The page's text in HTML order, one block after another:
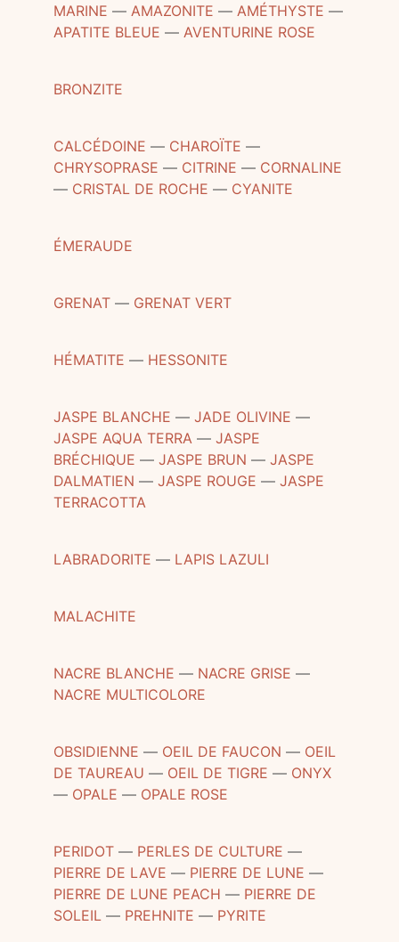
MARINE ―AMAZONITE ―AMÉTHYSTE ―
APATITE BLEUE ―AVENTURINE ROSE
BRONZITE
CALCÉDOINE ― CHAROÏTE ―
CHRYSOPRASE ― CITRINE ― CORNALINE
― CRISTAL DE ROCHE ― CYANITE
ÉMERAUDE
GRENAT ― GRENAT VERT
HÉMATITE ― HESSONITE
JASPE BLANCHE ―JADE OLIVINE ―
JASPE AQUA TERRA ―JASPE
BRÉCHIQUE ―JASPE BRUN ―JASPE
DALMATIEN ―JASPE ROUGE ―JASPE
TERRACOTTA
LABRADORITE ― LAPIS LAZULI
MALACHITE
NACRE BLANCHE ― NACRE GRISE ―
NACRE MULTICOLORE
OBSIDIENNE ― OEIL DE FAUCON ― OEIL
DE TAUREAU ― OEIL DE TIGRE ― ONYX
― OPALE ― OPALE ROSE
PERIDOT ― PERLES DE CULTURE ―
PIERRE DE LAVE ― PIERRE DE LUNE ―
PIERRE DE LUNE PEACH ― PIERRE DE
SOLEIL ― PREHNITE ― PYRITE